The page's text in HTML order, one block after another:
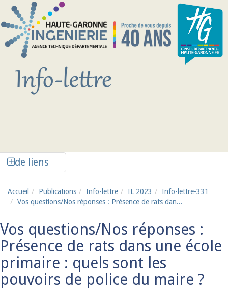
Aller au contenu principal
de liens
Accueil Publications Info-lettre IL 2023
Info-lettre-331
Vos questions/Nos réponses : Présence de rats dan...
Vos questions/Nos réponses :
Présence de rats dans une école
primaire : quels sont les
pouvoirs de police du maire ?